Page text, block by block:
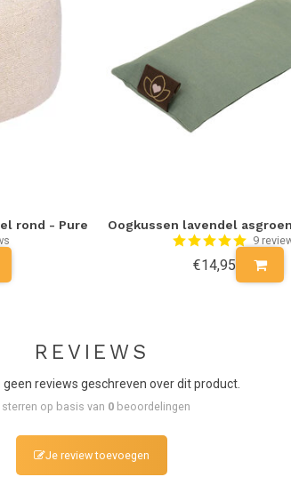
rond - Pure Oogkussen lavendel
9
€14,95
REVIEWS
geen reviews geschreven over dit product.
sterren op basis van 0 beoordelingen
Je review toevoegen